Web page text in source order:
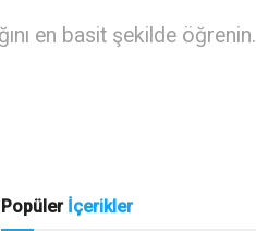
en basit şekilde öğrenin.
Popüler İçerikler